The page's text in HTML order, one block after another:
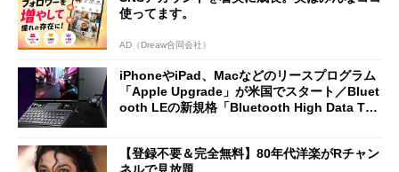
使ってます。
AD（Dreaw合同会社）
iPhoneやiPad、Macなどのリースプログラム
「Apple Upgrade」が米国でスタート／Bluet
ooth LEの新規格「Bluetooth High Data Thr
【登録不要＆完全無料】80年代洋楽がRチャン
ネルで見放題